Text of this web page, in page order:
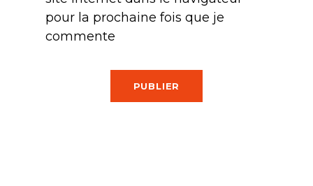
pour la prochaine fois que je
commente